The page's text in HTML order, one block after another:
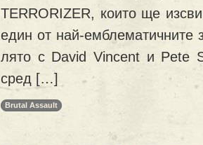
TERRORIZER, които ще
един от най-емблематичните
лято с David Vincent и Pete
сред […]
Brutal Assault